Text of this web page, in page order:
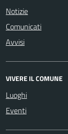
Notizie
Comunicati
Avvisi
VIVERE IL COMUNE
Luoghi
Eventi